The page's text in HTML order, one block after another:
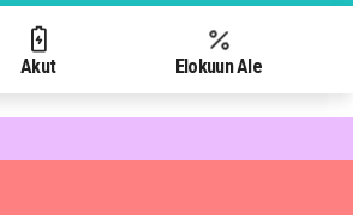
Akut Elokuun Ale